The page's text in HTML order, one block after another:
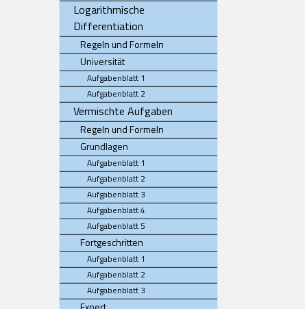
Logarithmische
Differentiation
Regeln und Formeln
Universität
Aufgabenblatt 1
Aufgabenblatt 2
Vermischte Aufgaben
Regeln und Formeln
Grundlagen
Aufgabenblatt 1
Aufgabenblatt 2
Aufgabenblatt 3
Aufgabenblatt 4
Aufgabenblatt 5
Fortgeschritten
Aufgabenblatt 1
Aufgabenblatt 2
Aufgabenblatt 3